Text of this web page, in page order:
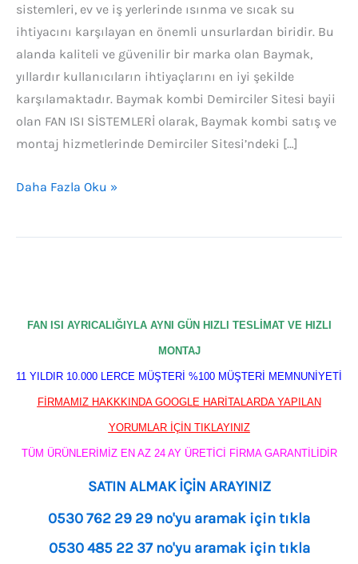
FAN ISI AYRICALIĞIYLA AYNI GÜN HIZLI TESLİMAT VE HIZLI
MONTAJ
11 YILDIR 10.000 LERCE MÜŞTERİ %100 MÜŞTERİ MEMNUNİYETİ
FİRMAMIZ HAKKKINDA GOOGLE HARİTALARDA YAPILAN
YORUMLAR İÇİN TIKLAYINIZ
TÜM ÜRÜNLERİMİZ EN AZ 24 AY ÜRETİCİ FİRMA GARANTİLİDİR
SATIN ALMAK İÇİN ARAYINIZ
0530 762 29 29 no'yu aramak için tıkla
0530 485 22 37 no'yu aramak için tıkla
sistemleri, ev ve iş yerlerinde ısınma ve sıcak su
ihtiyacını karşılayan en önemli unsurlardan biridir. Bu
alanda kaliteli ve güvenilir bir marka olan Baymak,
yıllardır kullanıcıların ihtiyaçlarını en iyi şekilde
karşılamaktadır. Baymak kombi Demirciler Sitesi bayii
olan FAN ISI SİSTEMLERİ olarak, Baymak kombi satış ve
montaj hizmetlerinde Demirciler Sitesi’ndeki […]
Daha Fazla Oku »